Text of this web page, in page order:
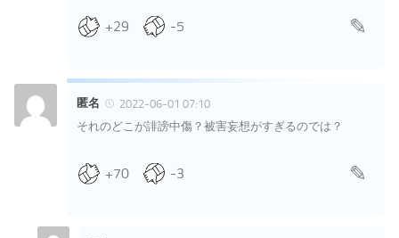
+29 -5
匿名
2022-06-01 07:10
それのどこが誹謗中傷？被害妄想がすぎるのでは？
+70 -3